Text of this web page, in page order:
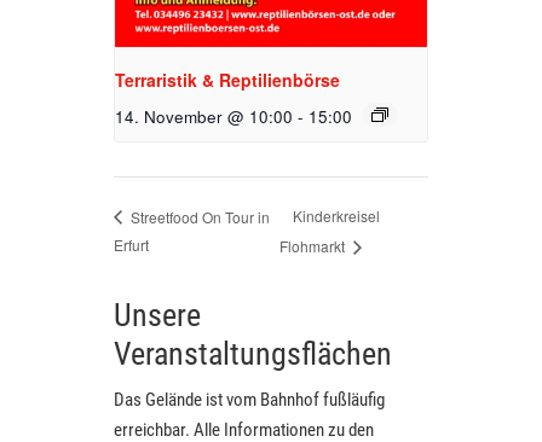
Terraristik & Reptilienbörse
14. November @ 10:00 - 15:00
Streetfood On Tour in
Erfurt
Kinderkreisel
Flohmarkt
Unsere
Veranstaltungsflächen
Das Gelände ist vom Bahnhof fußläufig
erreichbar. Alle Informationen zu den